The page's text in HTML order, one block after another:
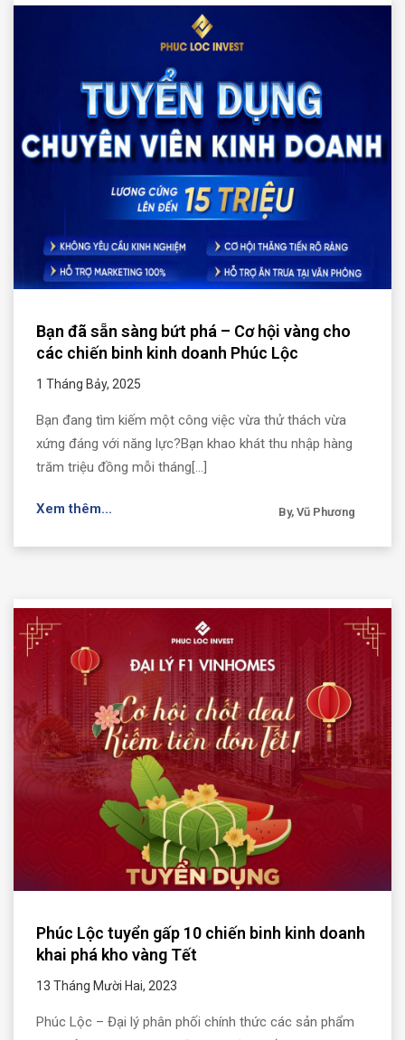
Bạn đã sẵn sàng bứt phá – Cơ hội vàng cho
các chiến binh kinh doanh Phúc Lộc
1 Tháng Bảy, 2025
Bạn đang tìm kiếm một công việc vừa thử thách vừa
xứng đáng với năng lực?Bạn khao khát thu nhập hàng
trăm triệu đồng mỗi tháng[...]
Xem thêm... By, Vũ Phương
Phúc Lộc tuyển gấp 10 chiến binh kinh doanh
khai phá kho vàng Tết
13 Tháng Mười Hai, 2023
Phúc Lộc – Đại lý phân phối chính thức các sản phẩm